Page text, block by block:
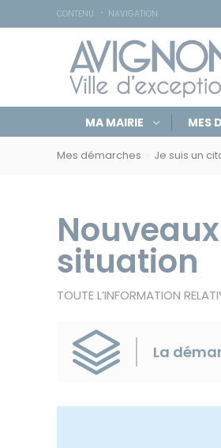
Accessibilité
CONTENU NAVIGATION
Rechercher
sur
avignon.fr
Masquer
formulaire
de
recherche
Navigation
par
rubriques
MA MAIRIE MES
par
Mes démarches Je suis un
situation
TOUTE L’INFORMATION
La